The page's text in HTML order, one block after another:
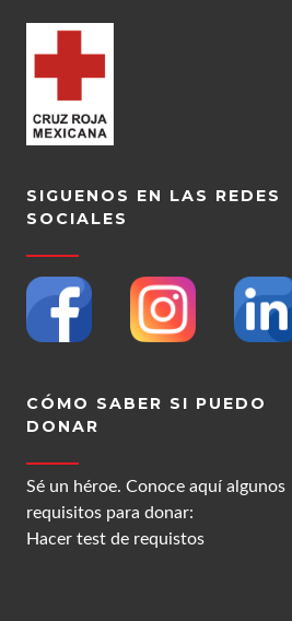
SIGUENOS EN LAS REDES
SOCIALES
CÓMO SABER SI PUEDO
DONAR
Sé un héroe. Conoce aquí algunos
requisitos para donar:
Hacer test de requistos